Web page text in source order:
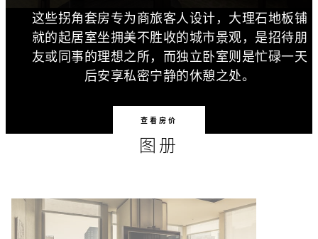
这些拐角套房专为商旅客人设计，大理石地板铺
就的起居室坐拥美不胜收的城市景观，是招待朋
友或同事的理想之所，而独立卧室则是忙碌一天
后安享私密宁静的休憩之处。
查看房价
图册